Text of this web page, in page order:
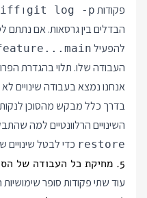
פקודות git log -p ו
הבדלים בין גרסאות. אם נתתם
להפעיל
העבודה שלו. תלוי בהגדרת
אנחנו נמצא בעבודה שינויים לא
בדרך כלל מבקש מהסוכן
השינויים הרלוונטיים למה
restore כדי לבטל שינויים
5. מחיקת כל העבודה של הסוכן מאז הקומיט האחרון
עוד שתי פקודות סופר שימושיות